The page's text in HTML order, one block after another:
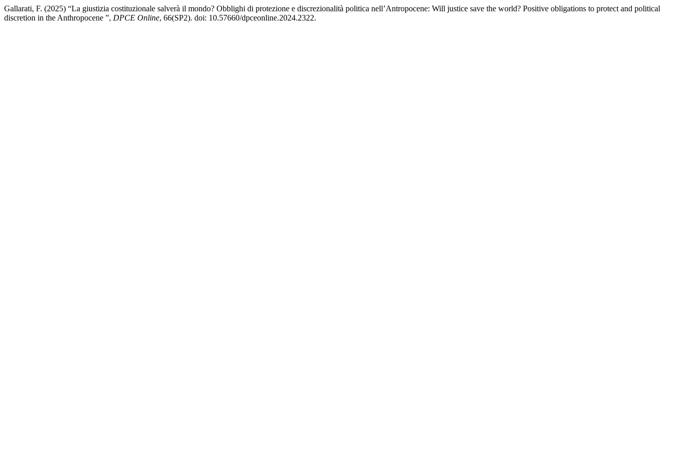
Gallarati, F. (2025) “La giustizia costituzionale salverà il mondo? Obblighi di protezione e discrezionalità politica nell’Antropocene: Will justice save the world? Positive obligations to protect and political
discretion in the Anthropocene ”, DPCE Online, 66(SP2). doi: 10.57660/dpceonline.2024.2322.